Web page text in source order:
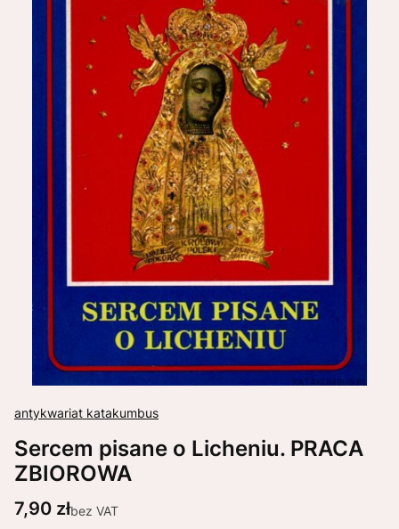
antykwariat katakumbus
Sercem pisane o Licheniu. PRACA
ZBIOROWA
Cena
7,90 złbez VAT